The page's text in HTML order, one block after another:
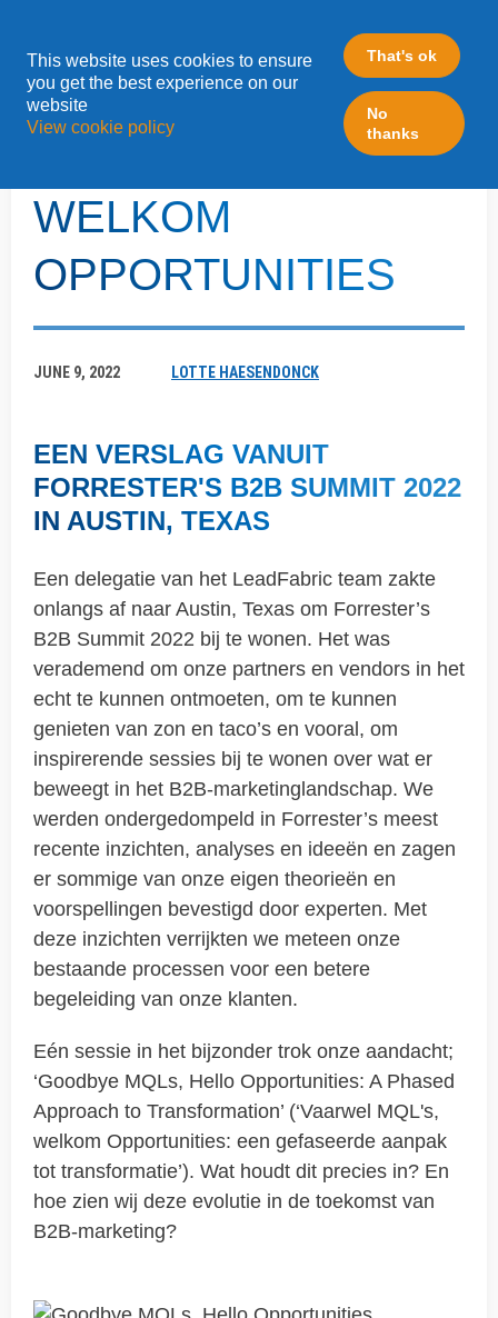
This website uses cookies to ensure
you get the best experience on our
website
View cookie policy
That's ok
No
thanks
Home » ABM
VAARWEL MQL'S,
WELKOM
OPPORTUNITIES
JUNE 9, 2022 LOTTE HAESENDONCK
EEN VERSLAG VANUIT
FORRESTER'S B2B SUMMIT 2022
IN AUSTIN, TEXAS
Een delegatie van het LeadFabric team zakte
onlangs af naar Austin, Texas om Forrester’s
B2B Summit 2022 bij te wonen. Het was
verademend om onze partners en vendors in het
echt te kunnen ontmoeten, om te kunnen
genieten van zon en taco’s en vooral, om
inspirerende sessies bij te wonen over wat er
beweegt in het B2B-marketinglandschap. We
werden ondergedompeld in Forrester’s meest
recente inzichten, analyses en ideeën en zagen
er sommige van onze eigen theorieën en
voorspellingen bevestigd door experten. Met
deze inzichten verrijkten we meteen onze
bestaande processen voor een betere
begeleiding van onze klanten.
Eén sessie in het bijzonder trok onze aandacht;
‘Goodbye MQLs, Hello Opportunities: A Phased
Approach to Transformation’ (‘Vaarwel MQL's,
welkom Opportunities: een gefaseerde aanpak
tot transformatie’). Wat houdt dit precies in? En
hoe zien wij deze evolutie in de toekomst van
B2B-marketing?